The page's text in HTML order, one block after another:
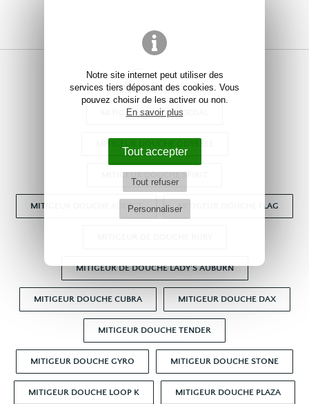
Notre site internet peut utiliser des
services tiers déposant des cookies. Vous
pouvez choisir de les activer ou non.
En savoir plus
Tout accepter
Tout refuser
Personnaliser
Voir aussi
MITIGEUR DOUCHE DEDAL
MITIGEUR DOUCHE SPIRIT
MITIGEUR DOUCHE ADDICT MITIGEUR DOUCHE FLAG
MITIGEUR DE DOUCHE LADY'S AUBURN
MITIGEUR DOUCHE CUBRA MITIGEUR DOUCHE DAX
MITIGEUR DOUCHE TENDER
MITIGEUR DOUCHE GYRO MITIGEUR DOUCHE STONE
MITIGEUR DOUCHE LOOP K MITIGEUR DOUCHE PLAZA